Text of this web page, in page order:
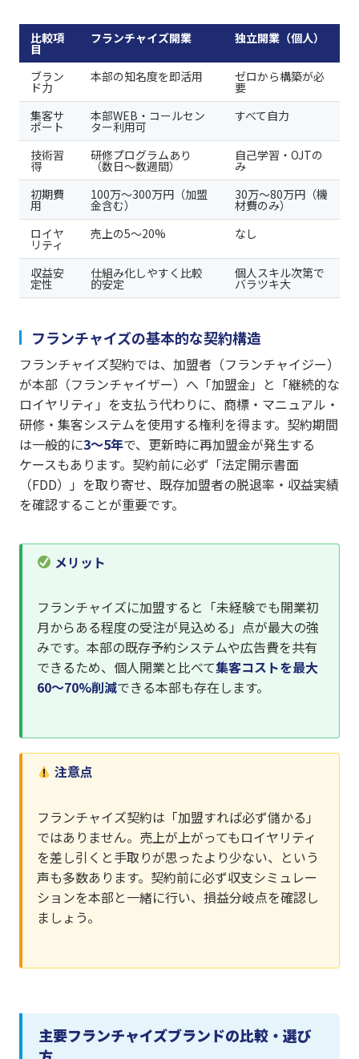
比較項
目
フランチャイズ開業 独立開業（個人）
ブラン
ド力
本部の知名度を即活用 ゼロから構築が必
要
集客サ
ポート
本部WEB・コールセン
ター利用可
すべて自力
技術習
得
研修プログラムあり
（数日〜数週間）
自己学習・OJTの
み
初期費
用
100万〜300万円（加盟
金含む）
30万〜80万円（機
材費のみ）
ロイヤ
リティ
売上の5〜20% なし
収益安
定性
仕組み化しやすく比較
的安定
個人スキル次第で
バラツキ大
フランチャイズの基本的な契約構造
フランチャイズ契約では、加盟者（フランチャイジー）
が本部（フランチャイザー）へ「加盟金」と「継続的な
ロイヤリティ」を支払う代わりに、商標・マニュアル・
研修・集客システムを使用する権利を得ます。契約期間
は一般的に3〜5年で、更新時に再加盟金が発生する
ケースもあります。契約前に必ず「法定開示書面
（FDD）」を取り寄せ、既存加盟者の脱退率・収益実績
を確認することが重要です。
メリット
フランチャイズに加盟すると「未経験でも開業初
月からある程度の受注が見込める」点が最大の強
みです。本部の既存予約システムや広告費を共有
できるため、個人開業と比べて集客コストを最大
60〜70%削減できる本部も存在します。
注意点
フランチャイズ契約は「加盟すれば必ず儲かる」
ではありません。売上が上がってもロイヤリティ
を差し引くと手取りが思ったより少ない、という
声も多数あります。契約前に必ず収支シミュレー
ションを本部と一緒に行い、損益分岐点を確認し
ましょう。
主要フランチャイズブランドの比較・選び